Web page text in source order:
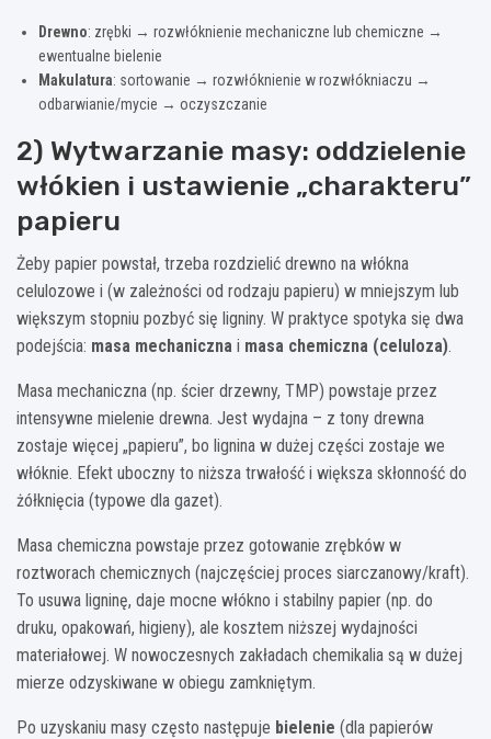
Drewno: zrębki → rozwłóknienie mechaniczne lub chemiczne →
ewentualne bielenie
Makulatura: sortowanie → rozwłóknienie w rozwłókniaczu →
odbarwianie/mycie → oczyszczanie
2) Wytwarzanie masy: oddzielenie
włókien i ustawienie „charakteru”
papieru
Żeby papier powstał, trzeba rozdzielić drewno na włókna
celulozowe i (w zależności od rodzaju papieru) w mniejszym lub
większym stopniu pozbyć się ligniny. W praktyce spotyka się dwa
podejścia: masa mechaniczna i masa chemiczna (celuloza).
Masa mechaniczna (np. ścier drzewny, TMP) powstaje przez
intensywne mielenie drewna. Jest wydajna – z tony drewna
zostaje więcej „papieru”, bo lignina w dużej części zostaje we
włóknie. Efekt uboczny to niższa trwałość i większa skłonność do
żółknięcia (typowe dla gazet).
Masa chemiczna powstaje przez gotowanie zrębków w
roztworach chemicznych (najczęściej proces siarczanowy/kraft).
To usuwa ligninę, daje mocne włókno i stabilny papier (np. do
druku, opakowań, higieny), ale kosztem niższej wydajności
materiałowej. W nowoczesnych zakładach chemikalia są w dużej
mierze odzyskiwane w obiegu zamkniętym.
Po uzyskaniu masy często następuje bielenie (dla papierów